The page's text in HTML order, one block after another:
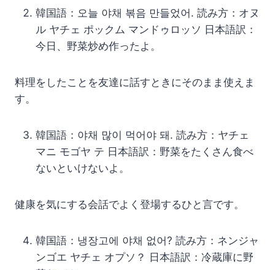
韓国語：오늘 야채 볶음 만들었어. 読み方：オヌ
ル ヤチェ ポックム マンドゥロッソ 日本語訳：
今日、野菜炒め作ったよ。
料理をしたことを友達に話すときにそのまま使えま
す。
韓国語：야채 많이 먹어야 돼. 読み方：ヤチェ
マニ モゴヤ テ 日本語訳：野菜をたくさん食べ
ないといけないよ。
健康を気にする会話でよく登場するひと言です。
韓国語：냉장고에 야채 없어? 読み方：ネンジャ
ンゴエ ヤチェ オプソ？ 日本語訳：冷蔵庫に野